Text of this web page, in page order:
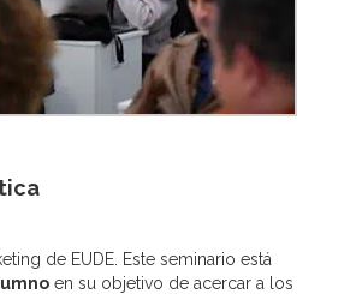
de EUDE. Este seminario está
en su objetivo de acercar a los